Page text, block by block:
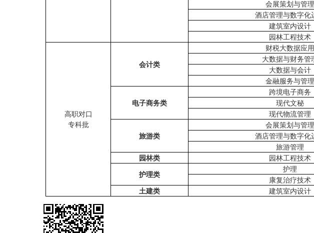
会展策划与管理
酒店管理与数字化
建筑室内设计
园林工程技术
高职对口
专科批
会计类
财税大数据应用
大数据与财务管
大数据与会计
金融服务与管理
电子商务类
跨境电子商务
现代文秘
现代物流管理
旅游类
会展策划与管理
酒店管理与数字化
旅游管理
园林类
园林工程技术
护理类
护理
康复治疗技术
土建类
建筑室内设计